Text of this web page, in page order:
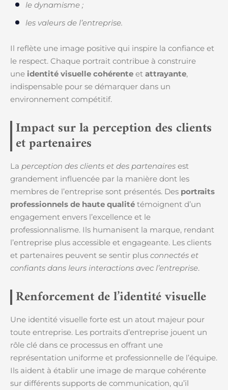
le dynamisme ;
les valeurs de l’entreprise.
Il reflète une image positive qui inspire la confiance et
le respect. Chaque portrait contribue à construire
une identité visuelle cohérente et attrayante,
indispensable pour se démarquer dans un
environnement compétitif.
Impact sur la perception des clients
et partenaires
La perception des clients et des partenaires est
grandement influencée par la manière dont les
membres de l’entreprise sont présentés. Des portraits
professionnels de haute qualité témoignent d’un
engagement envers l’excellence et le
professionnalisme. Ils humanisent la marque, rendant
l’entreprise plus accessible et engageante. Les clients
et partenaires peuvent se sentir plus connectés et
confiants dans leurs interactions avec l’entreprise.
Renforcement de l’identité visuelle
Une identité visuelle forte est un atout majeur pour
toute entreprise. Les portraits d’entreprise jouent un
rôle clé dans ce processus en offrant une
représentation uniforme et professionnelle de l’équipe.
Ils aident à établir une image de marque cohérente
sur différents supports de communication, qu’il